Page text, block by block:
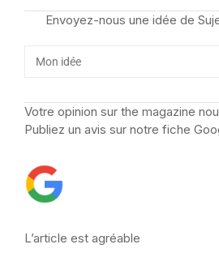
Envoyez-nous une idée de
Votre opinion sur the magazine
Publiez un avis sur notre fiche
L’article est agréable